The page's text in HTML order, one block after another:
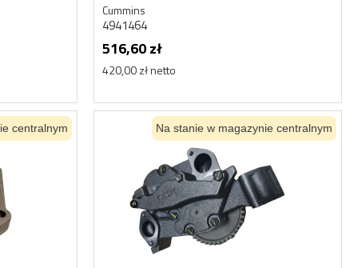
Cummins
4941464
516,60 zł
420,00 zł netto
centralnym Na stanie w magazynie centralnym